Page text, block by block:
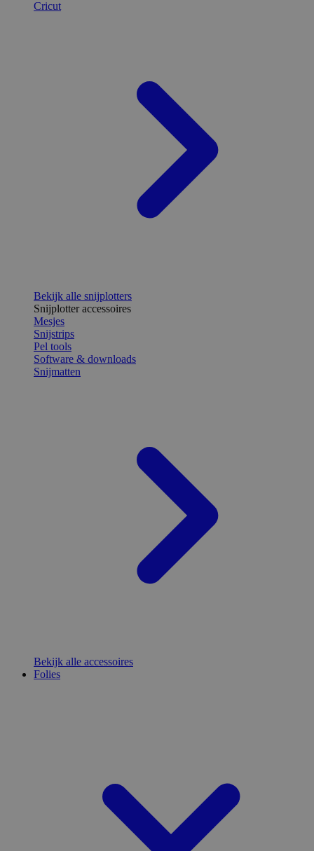
Cricut
Bekijk alle snijplotters
Snijplotter accessoires
Mesjes
Snijstrips
Pel tools
Software & downloads
Snijmatten
Bekijk alle accessoires
Folies